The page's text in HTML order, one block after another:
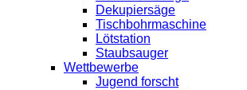
Dekupiersäge
Tischbohrmaschine
Lötstation
Staubsauger
Wettbewerbe
Jugend forscht